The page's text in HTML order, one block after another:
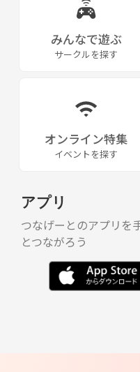
みんなで遊ぶ
サークルを探す
オンライン特集
イベントを探す
アプリ
つなげーとのアプリを
とつながろう